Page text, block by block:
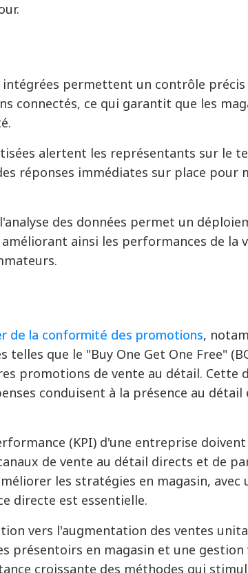
.
intégrées permettent un contrôle
connectés, ce qui garantit que les
.
alertent les représentants sur le
réponses immédiates sur place pour
des données permet un
ainsi les performances de la
.
de la conformité des promotions,
que le "Buy One Get One Free"
promotions de vente au détail. Cette
conduisent à la présence au
(KPI) d'une entreprise
de vente au détail directs et de
les stratégies en magasin,
directe est essentielle.
vers l'augmentation des ventes
présentoirs en magasin et une gestion
croissante des méthodes qui